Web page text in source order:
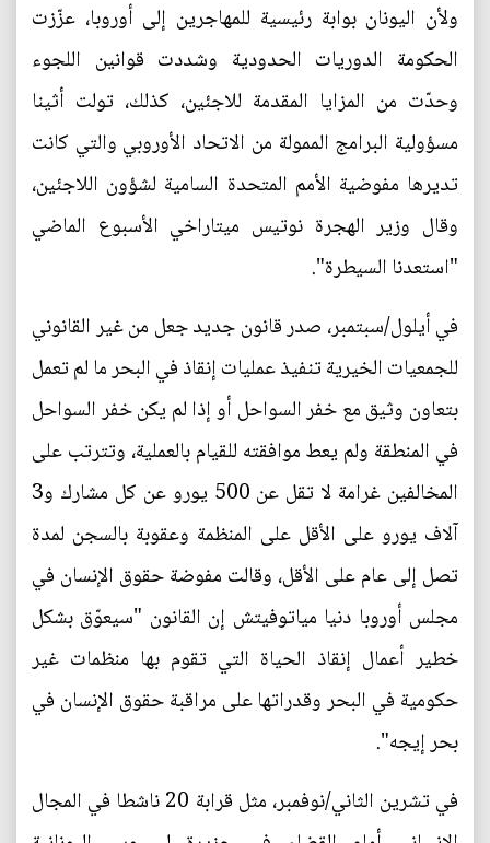
ولأن اليونان بوابة رئيسية للمهاجرين إلى أوروبا، عزّزت
الحكومة الدوريات الحدودية وشددت قوانين اللجوء
وحدّت من المزايا المقدمة للاجئين، كذلك، تولت أثينا
مسؤولية البرامج الممولة من الاتحاد الأوروبي والتي كانت
تديرها مفوضية الأمم المتحدة السامية لشؤون اللاجئين،
وقال وزير الهجرة نوتيس ميتاراخي الأسبوع الماضي
"استعدنا السيطرة".
في أيلول/سبتمبر، صدر قانون جديد جعل من غير القانوني
للجمعيات الخيرية تنفيذ عمليات إنقاذ في البحر ما لم تعمل
بتعاون وثيق مع خفر السواحل أو إذا لم يكن خفر السواحل
في المنطقة ولم يعط موافقته للقيام بالعملية، وتترتب على
المخالفين غرامة لا تقل عن 500 يورو عن كل مشارك و3
آلاف يورو على الأقل على المنظمة وعقوبة بالسجن لمدة
تصل إلى عام على الأقل، وقالت مفوضة حقوق الإنسان في
مجلس أوروبا دنيا مياتوفيتش إن القانون "سيعوّق بشكل
خطير أعمال إنقاذ الحياة التي تقوم بها منظمات غير
حكومية في البحر وقدراتها على مراقبة حقوق الإنسان في
بحر إيجه".
في تشرين الثاني/نوفمبر، مثل قرابة 20 ناشطا في المجال